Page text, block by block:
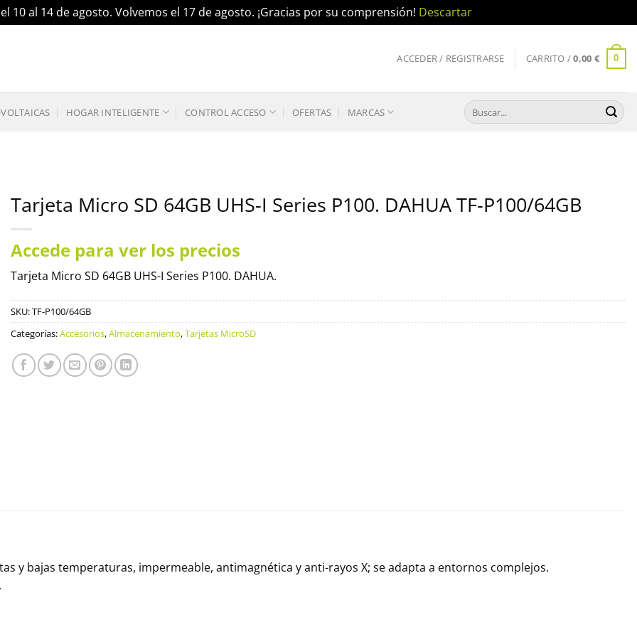
10 al 14 de agosto. Volvemos el 17 de agosto. ¡Gracias por su comprensión! Descartar
ACCEDER / REGISTRARSE CARRITO /0,00 € 0
HOGAR INTELIGENTE CONTROL ACCESO OFERTAS MARCAS
Buscar
por:
Tarjeta Micro SD 64GB UHS-I Series P100. DAHUA TF-P100/64GB
Accede para ver los precios
Tarjeta Micro SD 64GB UHS-I Series P100. DAHUA.
SKU:TF-P100/64GB
Categorías:Accesorios,Almacenamiento,Tarjetas MicroSD
y bajas temperaturas, impermeable, antimagnética y anti-rayos X; se adapta a entornos complejos.